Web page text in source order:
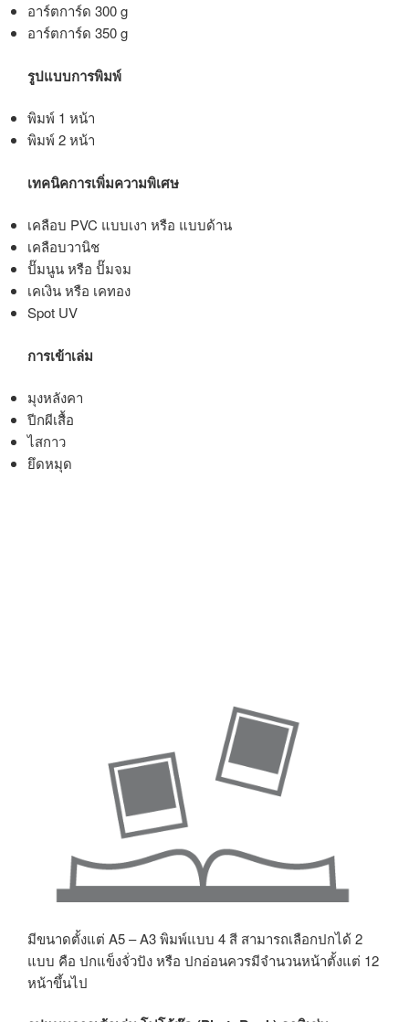
อาร์ตการ์ด 300 g
อาร์ตการ์ด 350 g
รูปแบบการพิมพ์
พิมพ์ 1 หน้า
พิมพ์ 2 หน้า
เทคนิคการเพิ่มความพิเศษ
เคลือบ PVC แบบเงา หรือ แบบด้าน
เคลือบวานิช
ปั๊มนูน หรือ ปั๊มจม
เคเงิน หรือ เคทอง
Spot UV
การเข้าเล่ม
มุงหลังคา
ปีกผีเสื้อ
ไสกาว
ยึดหมุด
มีขนาดตั้งแต่ A5 – A3 พิมพ์แบบ 4 สี สามารถเลือกปกได้ 2
แบบ คือ ปกแข็งจั่วปัง หรือ ปกอ่อนควรมีจำนวนหน้าตั้งแต่ 12
หน้าขึ้นไป